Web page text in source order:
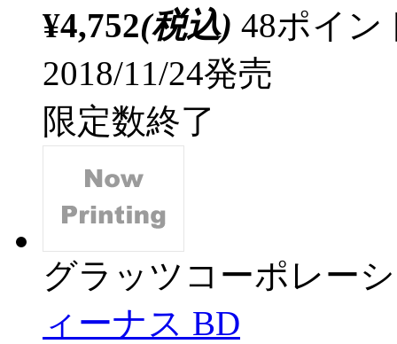
¥4,752(税込) 48ポイ
2018/11/24発売
限定数終了
グラッツコーポレー
ィーナス BD